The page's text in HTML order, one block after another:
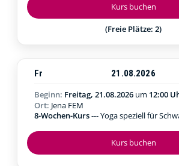
Kurs buchen
(Freie Plätze: 2)
Kurs buchen
Fr 21.08.2026
Beginn: Freitag, 21.08.2026 um 12:00
Ort: Jena FEM
8-Wochen-Kurs--- Yoga speziell für